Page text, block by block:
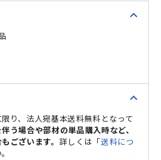
expand_less
expand_less
り、法人宛基本送料無料となって
う場合や部材の単品購入時など、
ございます。 詳しくは「送料につ